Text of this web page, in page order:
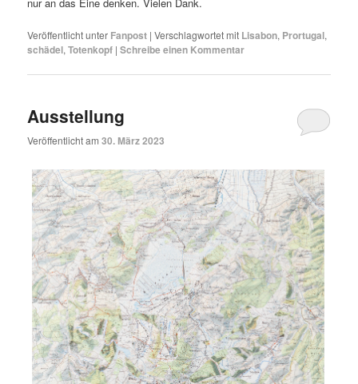
Veröffentlicht unter Fanpost |Verschlagwortet mit Lisabon, Prortugal,
schädel,Totenkopf |Schreibe einen Kommentar
Ausstellung
Veröffentlicht am30. März 2023